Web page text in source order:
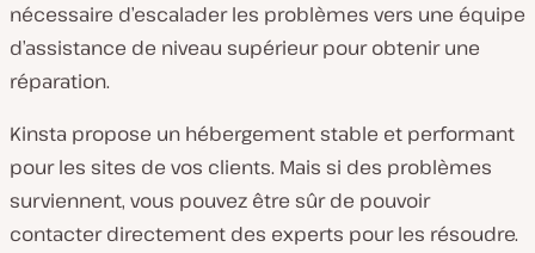
nécessaire d’escalader les problèmes vers une équipe
d’assistance de niveau supérieur pour obtenir une
réparation.
Kinsta propose un hébergement stable et performant
pour les sites de vos clients. Mais si des problèmes
surviennent, vous pouvez être sûr de pouvoir
contacter directement des experts pour les résoudre.